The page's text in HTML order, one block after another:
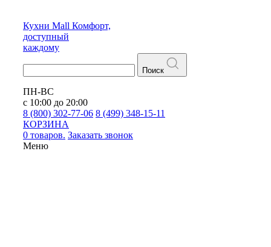
Кухни Mall Комфорт,
доступный
каждому
Поиск
ПН-ВС
с 10:00 до 20:00
8 (800) 302-77-06 8 (499) 348-15-11
КОРЗИНА
0 товаров. Заказать звонок
Меню